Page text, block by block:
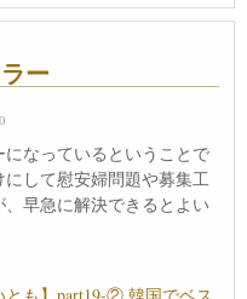
ー
なっているということで
して慰安婦問題や募集工
早急に解決できるとよい